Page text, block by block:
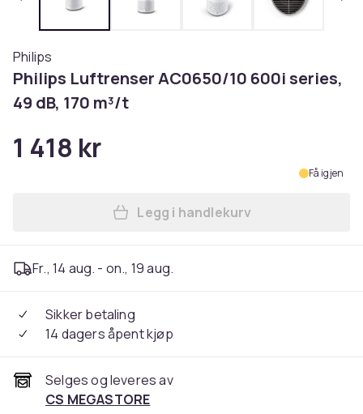
Philips
Philips Luftrenser AC0650/10 600i series,
49 dB, 170 m³/t
1 418 kr
Få igjen
Legg Philips Luftrenser
Legg i handlekurv
Fr., 14 aug. - on., 19 aug.
Sikker betaling
14 dagers åpent kjøp
Selges og leveres av
CS MEGASTORE